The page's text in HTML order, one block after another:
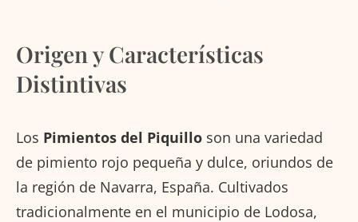
Origen y Características
Distintivas
Los Pimientos del Piquillo son una variedad
de pimiento rojo pequeña y dulce, oriundos de
la región de Navarra, España. Cultivados
tradicionalmente en el municipio de Lodosa,